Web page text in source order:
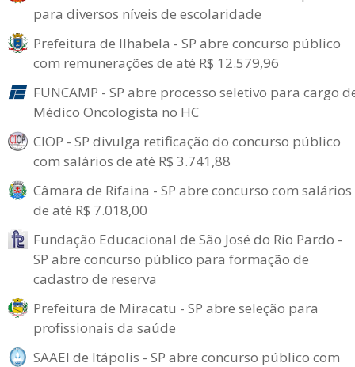
para diversos níveis de escolaridade
Prefeitura de Ilhabela - SP abre concurso público
com remunerações de até R$ 12.579,96
FUNCAMP - SP abre processo seletivo para cargo
Médico Oncologista no HC
CIOP - SP divulga retificação do concurso público
com salários de até R$ 3.741,88
Câmara de Rifaina - SP abre concurso com salários
de até R$ 7.018,00
Fundação Educacional de São José do Rio Pardo -
SP abre concurso público para formação de
cadastro de reserva
Prefeitura de Miracatu - SP abre seleção para
profissionais da saúde
SAAEI de Itápolis - SP abre concurso público com